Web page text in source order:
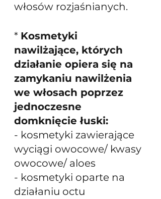
włosów rozjaśnianych.
* Kosmetyki
nawilżające, których
działanie opiera się na
zamykaniu nawilżenia
we włosach poprzez
jednoczesne
domknięcie łuski:
- kosmetyki zawierające
wyciągi owocowe/ kwasy
owocowe/ aloes
- kosmetyki oparte na
działaniu octu